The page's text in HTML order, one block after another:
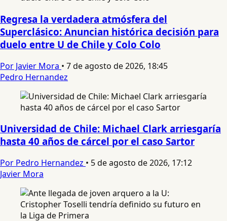
Regresa la verdadera atmósfera del
Superclásico: Anuncian histórica decisión para
duelo entre U de Chile y Colo Colo
Por Javier Mora • 7 de agosto de 2026, 18:45
Pedro Hernandez
Universidad de Chile: Michael Clark arriesgaría
hasta 40 años de cárcel por el caso Sartor
Por Pedro Hernandez • 5 de agosto de 2026, 17:12
Javier Mora